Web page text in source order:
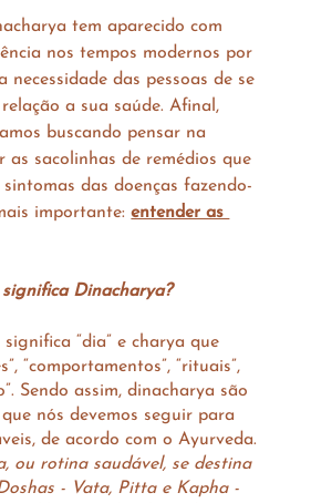
tem aparecido com
nos tempos modernos por
necessidade das pessoas de se
a sua saúde. Afinal,
buscando pensar na
as sacolinhas de remédios que
das doenças fazendo-
importante: entender as
Dinacharya?
“dia” e charya que
“comportamentos”, “rituais”,
Sendo assim, dinacharya são
nós devemos seguir para
de acordo com o Ayurveda.
ou rotina saudável, se destina
- Vata, Pitta e Kapha -